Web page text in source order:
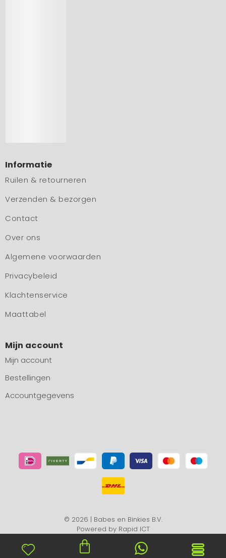
Informatie
Ruilen & retourneren
Verzenden & bezorgen
Contact
Over ons
Algemene voorwaarden
Privacybeleid
Klachtenservice
Maattabel
Mijn account
Mijn account
Bestellingen
Accountgegevens
© 2026 | Babes en Binkies B.V.
Powered by Rapid ICT